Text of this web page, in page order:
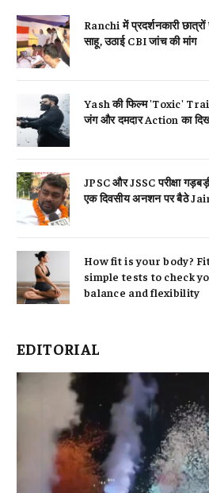
Ranchi में प्रदर्शनकारी
साहू, उठाई CBI जांच की मांग
Yash की फिल्म 'Toxic'
जंग और दमदार Action का
JPSC और JSSC परीक्षा
एक दिवसीय अनशन पर बैठे
How fit is your body?
simple tests to check
balance and flexibility
EDITORIAL